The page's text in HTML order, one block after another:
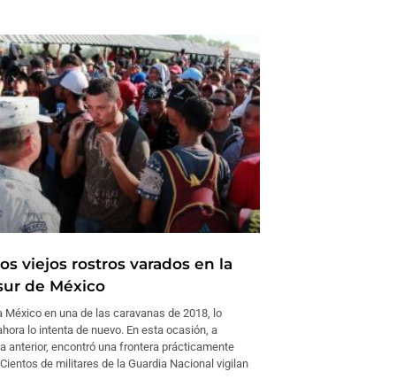
viejos rostros varados en la
de México
México en una de las caravanas de 2018, lo
lo intenta de nuevo. En esta ocasión, a
anterior, encontró una frontera prácticamente
de militares de la Guardia Nacional vigilan